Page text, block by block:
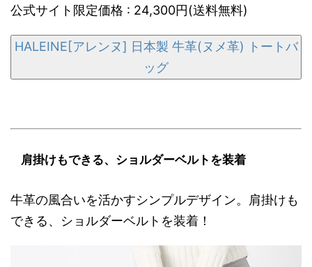
公式サイト限定価格 : 24,300円(送料無料)
HALEINE[アレンヌ] 日本製 牛革(ヌメ革) トートバ
ッグ
肩掛けもできる、ショルダーベルトを装着
牛革の風合いを活かすシンプルデザイン。肩掛けも
できる、ショルダーベルトを装着！